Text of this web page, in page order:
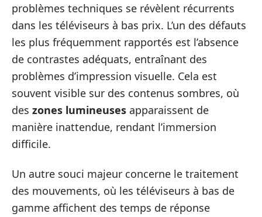
problèmes techniques se révèlent récurrents
dans les téléviseurs à bas prix. L’un des défauts
les plus fréquemment rapportés est l’absence
de contrastes adéquats, entraînant des
problèmes d’impression visuelle. Cela est
souvent visible sur des contenus sombres, où
des zones lumineuses apparaissent de
manière inattendue, rendant l’immersion
difficile.
Un autre souci majeur concerne le traitement
des mouvements, où les téléviseurs à bas de
gamme affichent des temps de réponse